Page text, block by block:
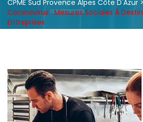
CPME Sud Provence Alpes Côte D'Azur >
Coronavirus : Mesures Sociales À
Entreprises